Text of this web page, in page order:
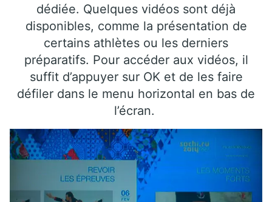
dédiée. Quelques vidéos sont déjà
disponibles, comme la présentation de
certains athlètes ou les derniers
préparatifs. Pour accéder aux vidéos, il
suffit d’appuyer sur OK et de les faire
défiler dans le menu horizontal en bas de
l’écran.